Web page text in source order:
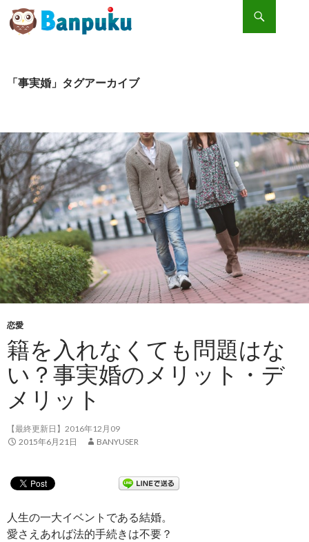
検索
コンテンツへスキップ
「事実婚」タグアーカイブ
恋愛
籍を入れなくても問題はな
い？事実婚のメリット・デ
メリット
【最終更新日】2016年12月09
2015年6月21日
BANYUSER
人生の一大イベントである結婚。
愛さえあれば法的手続きは不要？